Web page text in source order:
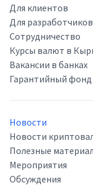
Для клиентов
Для
Сотрудничество
Курсы валют в
Вакансии в банках
Гарантийный фонд
Новости
Новости
Полезные
Мероприятия
Обсуждения